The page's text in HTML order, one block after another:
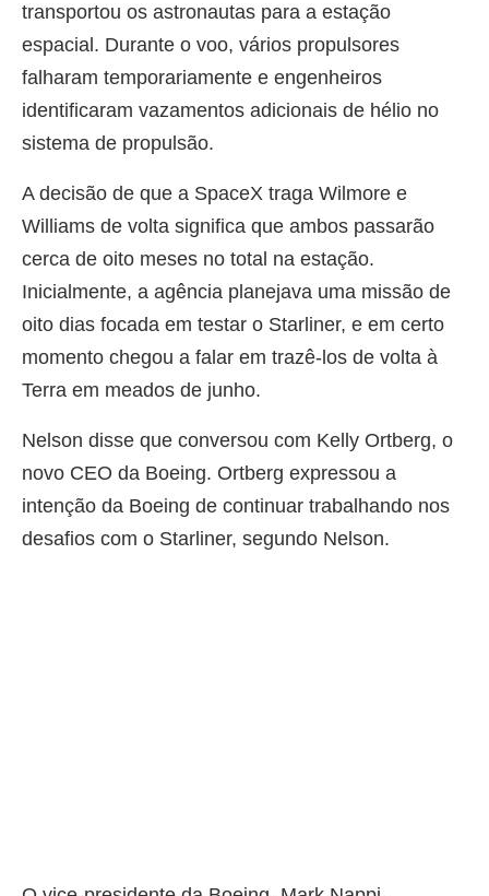
transportou os astronautas para a estação
espacial. Durante o voo, vários propulsores
falharam temporariamente e engenheiros
identificaram vazamentos adicionais de hélio no
sistema de propulsão.
A decisão de que a SpaceX traga Wilmore e
Williams de volta significa que ambos passarão
cerca de oito meses no total na estação.
Inicialmente, a agência planejava uma missão de
oito dias focada em testar o Starliner, e em certo
momento chegou a falar em trazê-los de volta à
Terra em meados de junho.
Nelson disse que conversou com Kelly Ortberg, o
novo CEO da Boeing. Ortberg expressou a
intenção da Boeing de continuar trabalhando nos
desafios com o Starliner, segundo Nelson.